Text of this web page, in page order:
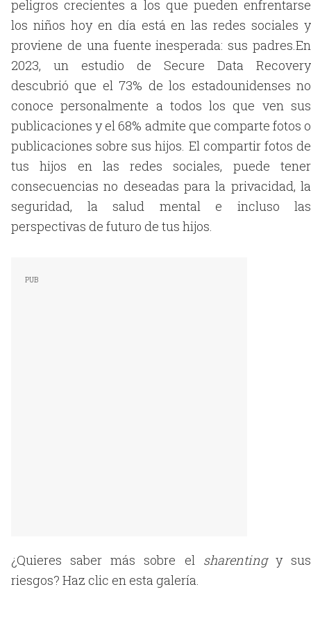
peligros crecientes a los que pueden enfrentarse
los niños hoy en día está en las redes sociales y
proviene de una fuente inesperada: sus padres.En
2023, un estudio de Secure Data Recovery
descubrió que el 73% de los estadounidenses no
conoce personalmente a todos los que ven sus
publicaciones y el 68% admite que comparte fotos o
publicaciones sobre sus hijos. El compartir fotos de
tus hijos en las redes sociales, puede tener
consecuencias no deseadas para la privacidad, la
seguridad, la salud mental e incluso las
perspectivas de futuro de tus hijos.
¿Quieres saber más sobre el sharentingy sus
riesgos? Haz clic en esta galería.